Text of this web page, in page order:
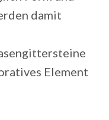
damit
Element